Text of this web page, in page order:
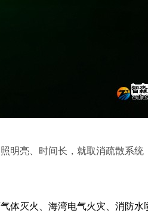
亮、时间长，就取消疏散系统
灭火、海湾电气火灾、消防水